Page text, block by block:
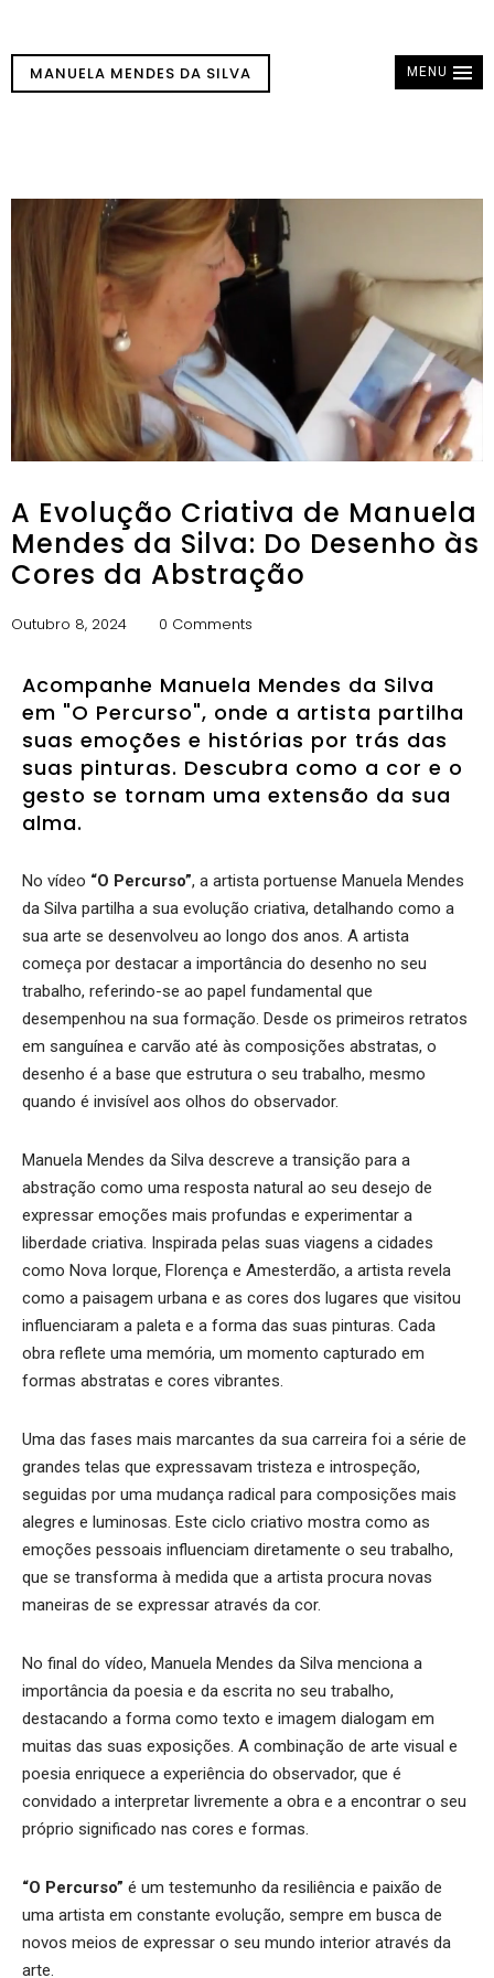
MENU
MANUELA MENDES DA SILVA
Reprodutor
vídeo
A Evolução Criativa de Manuela
Mendes da Silva: Do Desenho às
Cores da Abstração
Outubro 8, 2024 0 Comments
Acompanhe Manuela Mendes da Silva
em "O Percurso", onde a artista partilha
suas emoções e histórias por trás das
suas pinturas. Descubra como a cor e o
gesto se tornam uma extensão da sua
alma.
No vídeo “O Percurso”, a artista portuense Manuela Mendes
da Silva partilha a sua evolução criativa, detalhando como a
sua arte se desenvolveu ao longo dos anos. A artista
começa por destacar a importância do desenho no seu
trabalho, referindo-se ao papel fundamental que
desempenhou na sua formação. Desde os primeiros retratos
em sanguínea e carvão até às composições abstratas, o
desenho é a base que estrutura o seu trabalho, mesmo
quando é invisível aos olhos do observador.
Manuela Mendes da Silva descreve a transição para a
abstração como uma resposta natural ao seu desejo de
expressar emoções mais profundas e experimentar a
liberdade criativa. Inspirada pelas suas viagens a cidades
como Nova Iorque, Florença e Amesterdão, a artista revela
como a paisagem urbana e as cores dos lugares que visitou
influenciaram a paleta e a forma das suas pinturas. Cada
obra reflete uma memória, um momento capturado em
formas abstratas e cores vibrantes.
Uma das fases mais marcantes da sua carreira foi a série de
grandes telas que expressavam tristeza e introspeção,
seguidas por uma mudança radical para composições mais
alegres e luminosas. Este ciclo criativo mostra como as
emoções pessoais influenciam diretamente o seu trabalho,
que se transforma à medida que a artista procura novas
maneiras de se expressar através da cor.
No final do vídeo, Manuela Mendes da Silva menciona a
importância da poesia e da escrita no seu trabalho,
destacando a forma como texto e imagem dialogam em
muitas das suas exposições. A combinação de arte visual e
poesia enriquece a experiência do observador, que é
convidado a interpretar livremente a obra e a encontrar o seu
próprio significado nas cores e formas.
“O Percurso” é um testemunho da resiliência e paixão de
uma artista em constante evolução, sempre em busca de
novos meios de expressar o seu mundo interior através da
arte.